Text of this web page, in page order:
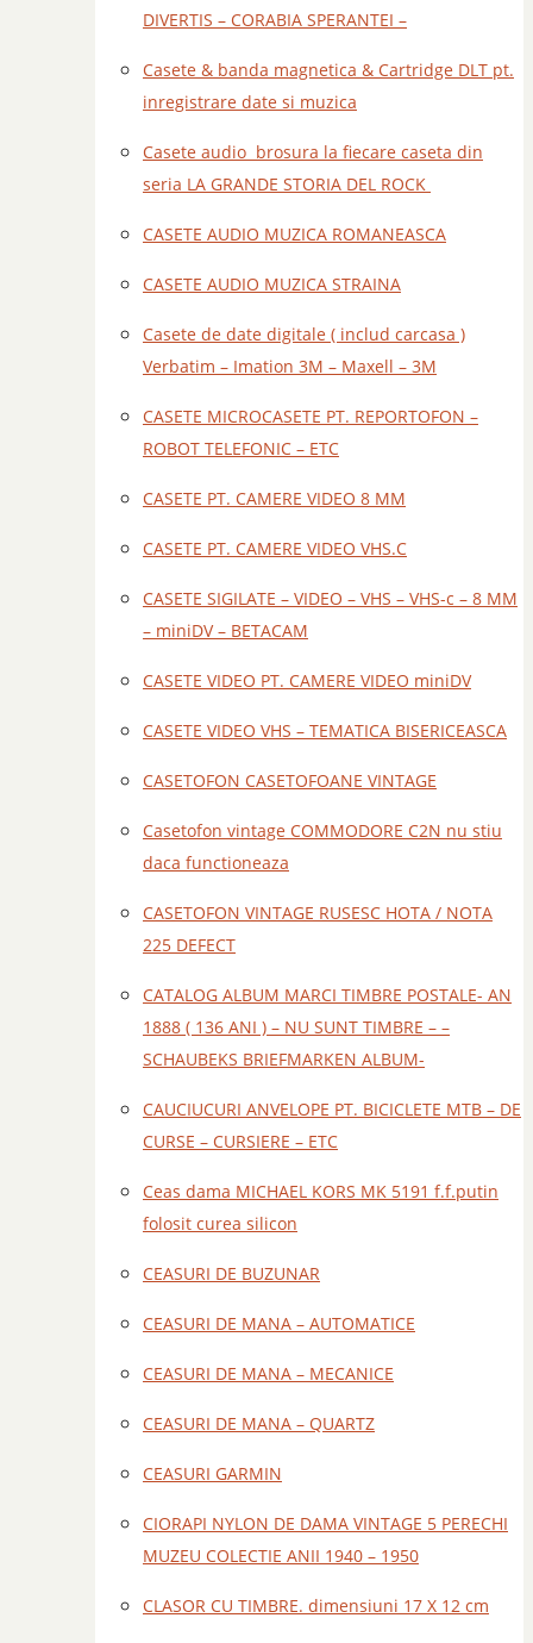
DIVERTIS – CORABIA SPERANTEI –
Casete & banda magnetica & Cartridge DLT pt.
inregistrare date si muzica
Casete audio brosura la fiecare caseta din
seria LA GRANDE STORIA DEL ROCK
CASETE AUDIO MUZICA ROMANEASCA
CASETE AUDIO MUZICA STRAINA
Casete de date digitale ( includ carcasa )
Verbatim – Imation 3M – Maxell – 3M
CASETE MICROCASETE PT. REPORTOFON –
ROBOT TELEFONIC – ETC
CASETE PT. CAMERE VIDEO 8 MM
CASETE PT. CAMERE VIDEO VHS.C
CASETE SIGILATE – VIDEO – VHS – VHS-c – 8 MM
– miniDV – BETACAM
CASETE VIDEO PT. CAMERE VIDEO miniDV
CASETE VIDEO VHS – TEMATICA BISERICEASCA
CASETOFON CASETOFOANE VINTAGE
Casetofon vintage COMMODORE C2N nu stiu
daca functioneaza
CASETOFON VINTAGE RUSESC HOTA / NOTA
225 DEFECT
CATALOG ALBUM MARCI TIMBRE POSTALE- AN
1888 ( 136 ANI ) – NU SUNT TIMBRE – –
SCHAUBEKS BRIEFMARKEN ALBUM-
CAUCIUCURI ANVELOPE PT. BICICLETE MTB – DE
CURSE – CURSIERE – ETC
Ceas dama MICHAEL KORS MK 5191 f.f.putin
folosit curea silicon
CEASURI DE BUZUNAR
CEASURI DE MANA – AUTOMATICE
CEASURI DE MANA – MECANICE
CEASURI DE MANA – QUARTZ
CEASURI GARMIN
CIORAPI NYLON DE DAMA VINTAGE 5 PERECHI
MUZEU COLECTIE ANII 1940 – 1950
CLASOR CU TIMBRE. dimensiuni 17 X 12 cm